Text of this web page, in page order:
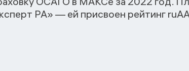
РА» — ей присвоен рейтинг